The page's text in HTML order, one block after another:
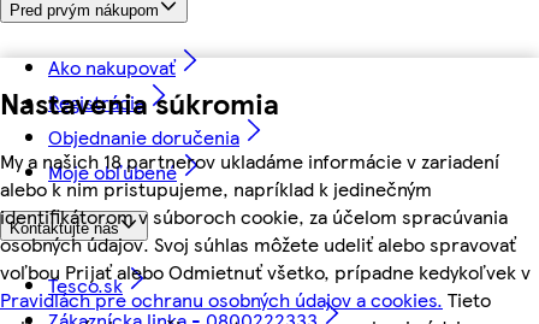
Nastavenia súkromia
My a našich 18 partnerov ukladáme informácie v zariadení
alebo k nim pristupujeme, napríklad k jedinečným
identifikátorom v súboroch cookie, za účelom spracúvania
osobných údajov. Svoj súhlas môžete udeliť alebo spravovať
voľbou Prijať alebo Odmietnuť všetko, prípadne kedykoľvek v
Pravidlách pre ochranu osobných údajov a cookies. Tieto
Pred prvým nákupom
Ako nakupovať
Registrácia
Objednanie doručenia
Moje obľúbené
Kontaktujte nás
Tesco.sk